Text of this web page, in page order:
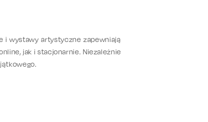
i wystawy artystyczne zapewniają
jak i stacjonarnie. Niezależnie